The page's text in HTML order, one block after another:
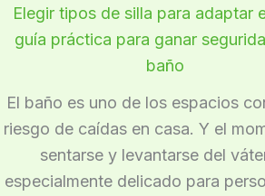
gas
o
solo
de
para
cocinar
Elegir tipos de silla para adaptar
guía práctica para ganar
baño
El baño es uno de los espacios
riesgo de caídas en casa. Y el
sentarse y levantarse del
especialmente delicado para